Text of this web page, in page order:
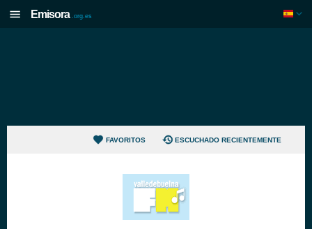
Emisora .org.es
FAVORITOS ESCUCHADO RECIENTEMENTE